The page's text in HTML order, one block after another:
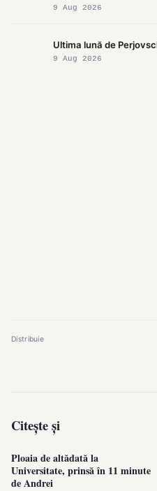
9 Aug 2026
Ultima lună de
9 Aug 2026
Distribuie
Citește și
Ploaia de altădată la
Universitate, prinsă în 11 minute
de Andrei